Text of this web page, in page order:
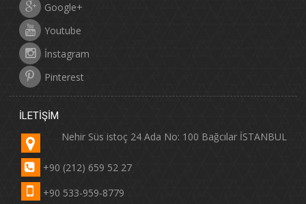
Google+
Youtube
İnstagram
Pinterest
İLETIŞIM
Nehir Süs istoç 24 Ada No: 100 Bağcılar İSTANBUL
+90 (212) 659 52 27
+90 533-959-8779